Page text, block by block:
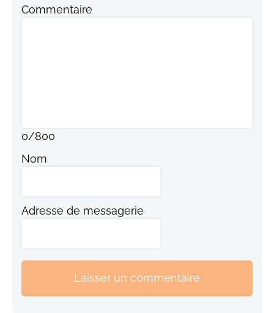
Commentaire
0/800
Nom
Adresse de messagerie
Laisser un commentaire